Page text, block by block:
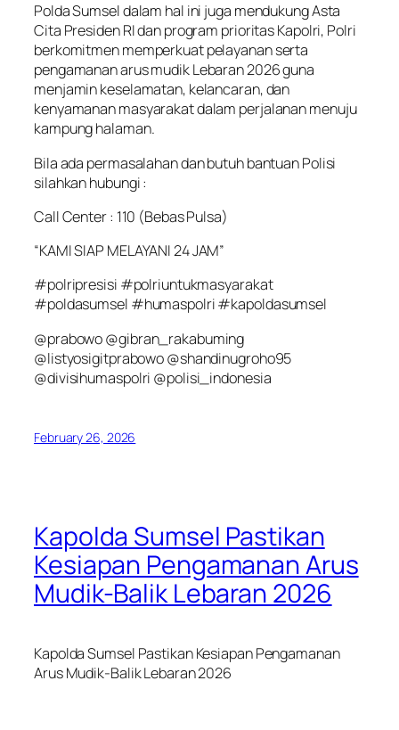
Polda Sumsel dalam hal ini juga mendukung Asta
Cita Presiden RI dan program prioritas Kapolri, Polri
berkomitmen memperkuat pelayanan serta
pengamanan arus mudik Lebaran 2026 guna
menjamin keselamatan, kelancaran, dan
kenyamanan masyarakat dalam perjalanan menuju
kampung halaman.
Bila ada permasalahan dan butuh bantuan Polisi
silahkan hubungi :
Call Center : 110 (Bebas Pulsa)
“KAMI SIAP MELAYANI 24 JAM”
#polripresisi #polriuntukmasyarakat
#poldasumsel #humaspolri #kapoldasumsel
@prabowo @gibran_rakabuming
@listyosigitprabowo @shandinugroho95
@divisihumaspolri @polisi_indonesia
February 26, 2026
Kapolda Sumsel Pastikan
Kesiapan Pengamanan Arus
Mudik-Balik Lebaran 2026
Kapolda Sumsel Pastikan Kesiapan Pengamanan
Arus Mudik-Balik Lebaran 2026